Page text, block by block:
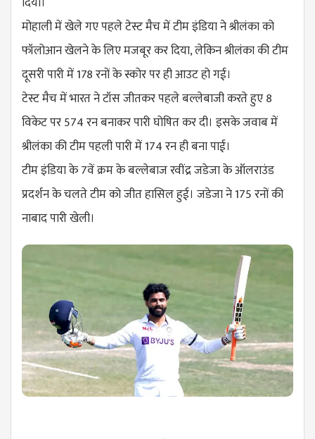
मोहाली में खेले गए पहले टेस्ट मैच में टीम इंडिया ने श्रीलंका को
फॉलोआन खेलने के लिए मजबूर कर दिया, लेकिन श्रीलंका की टीम
दूसरी पारी में 178 रनों के स्कोर पर ही आउट हो गई।
टेस्ट मैच में भारत ने टॉस जीतकर पहले बल्लेबाजी करते हुए 8
विकेट पर 574 रन बनाकर पारी घोषित कर दी। इसके जवाब में
श्रीलंका की टीम पहली पारी में 174 रन ही बना पाई।
टीम इंडिया के 7वें क्रम के बल्लेबाज रवींद्र जडेजा के ऑलराउंड
प्रदर्शन के चलते टीम को जीत हासिल हुई। जडेजा ने 175 रनों की
नाबाद पारी खेली।